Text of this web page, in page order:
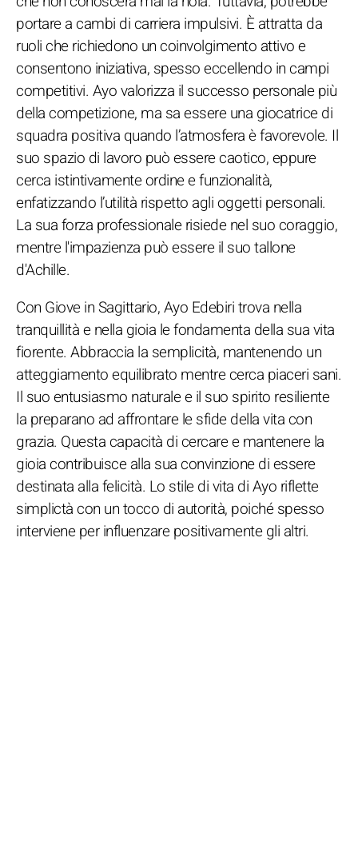
portare a cambi di carriera impulsivi. È attratta da
ruoli che richiedono un coinvolgimento attivo e
consentono iniziativa, spesso eccellendo in campi
competitivi. Ayo valorizza il successo personale più
della competizione, ma sa essere una giocatrice di
squadra positiva quando l’atmosfera è favorevole. Il
suo spazio di lavoro può essere caotico, eppure
cerca istintivamente ordine e funzionalità,
enfatizzando l’utilità rispetto agli oggetti personali.
La sua forza professionale risiede nel suo coraggio,
mentre l'impazienza può essere il suo tallone
d'Achille.
Con Giove in Sagittario, Ayo Edebiri trova nella
tranquillità e nella gioia le fondamenta della sua vita
fiorente. Abbraccia la semplicità, mantenendo un
atteggiamento equilibrato mentre cerca piaceri sani.
Il suo entusiasmo naturale e il suo spirito resiliente
la preparano ad affrontare le sfide della vita con
grazia. Questa capacità di cercare e mantenere la
gioia contribuisce alla sua convinzione di essere
destinata alla felicità. Lo stile di vita di Ayo riflette
simplictà con un tocco di autorità, poiché spesso
interviene per influenzare positivamente gli altri.